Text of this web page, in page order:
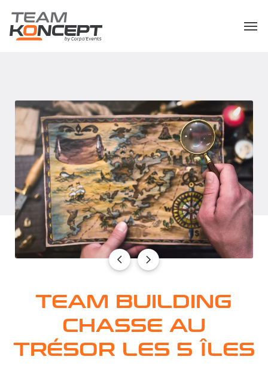
TEAM BUILDING
CHASSE AU
TRÉSOR LES 5 ÎLES